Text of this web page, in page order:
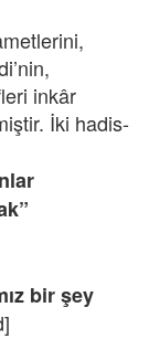
inkâr
İki hadis-
bir şey